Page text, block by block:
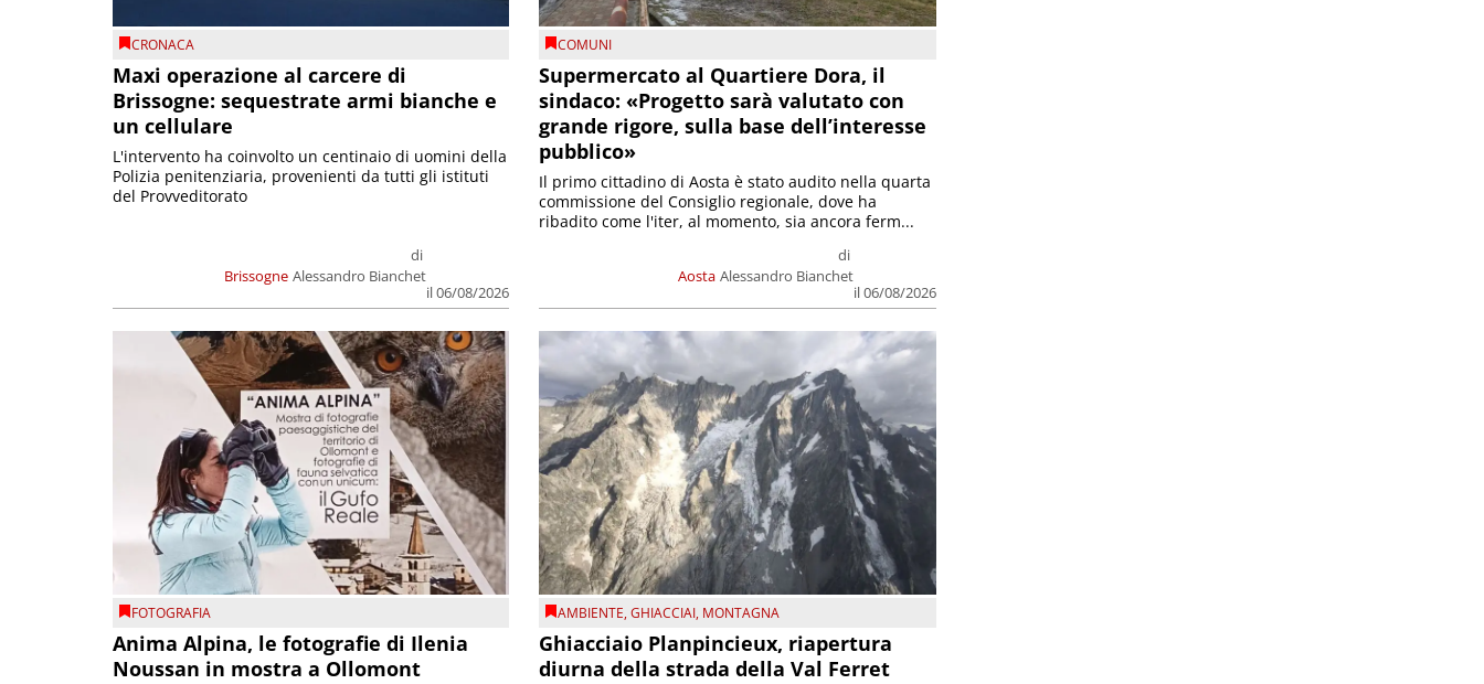
CRONACA
Maxi operazione al carcere di
Brissogne: sequestrate armi bianche e
un cellulare
Brissogne
di
Alessandro Bianchet
il 06/08/2026
L'intervento ha coinvolto un centinaio di uomini della
Polizia penitenziaria, provenienti da tutti gli istituti
del Provveditorato
COMUNI
Supermercato al Quartiere Dora, il
sindaco: «Progetto sarà valutato con
grande rigore, sulla base dell’interesse
pubblico»
Aosta
di
Alessandro Bianchet
il 06/08/2026
Il primo cittadino di Aosta è stato audito nella quarta
commissione del Consiglio regionale, dove ha
ribadito come l'iter, al momento, sia ancora ferm...
FOTOGRAFIA
Anima Alpina, le fotografie di Ilenia
Noussan in mostra a Ollomont
AMBIENTE,GHIACCIAI, MONTAGNA
Ghiacciaio Planpincieux, riapertura
diurna della strada della Val Ferret